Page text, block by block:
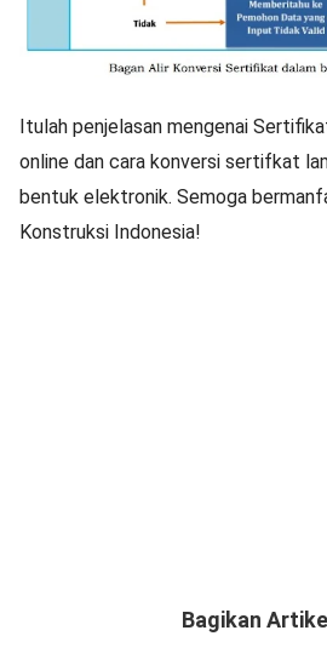
Itulah penjelasan mengenai
online dan cara konversi sertifkat
bentuk elektronik. Semoga
Konstruksi Indonesia!
Bagikan